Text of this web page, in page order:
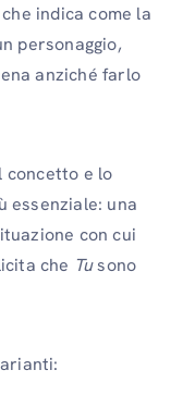
indica come la
personaggio,
anziché farlo
concetto e lo
essenziale: una
con cui
che Tusono